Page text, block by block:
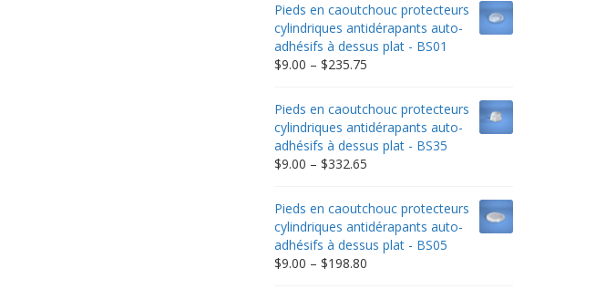
Pieds en caoutchouc protecteurs
cylindriques antidérapants auto-
adhésifs à dessus plat - BS01
$9.00 – $235.75Price
$9.00
through
$235.75
Pieds en caoutchouc protecteurs
cylindriques antidérapants auto-
adhésifs à dessus plat - BS35
$9.00 – $332.65Price
$9.00
through
$332.65
Pieds en caoutchouc protecteurs
cylindriques antidérapants auto-
adhésifs à dessus plat - BS05
$9.00 – $198.80Price